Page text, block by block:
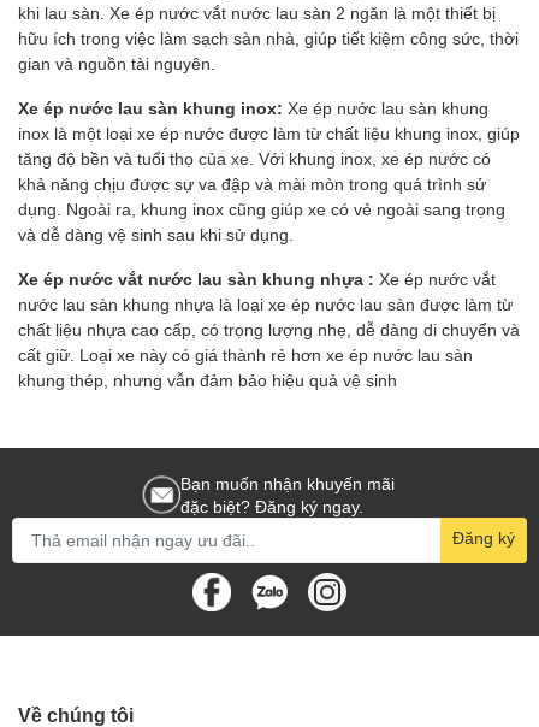
khi lau sàn. Xe ép nước vắt nước lau sàn 2 ngăn là một thiết bị
hữu ích trong việc làm sạch sàn nhà, giúp tiết kiệm công sức, thời
gian và nguồn tài nguyên.
Xe ép nước lau sàn khung inox: Xe ép nước lau sàn khung
inox là một loại xe ép nước được làm từ chất liệu khung inox, giúp
tăng độ bền và tuổi thọ của xe. Với khung inox, xe ép nước có
khả năng chịu được sự va đập và mài mòn trong quá trình sử
dụng. Ngoài ra, khung inox cũng giúp xe có vẻ ngoài sang trọng
và dễ dàng vệ sinh sau khi sử dụng.
Xe ép nước vắt nước lau sàn khung nhựa : Xe ép nước vắt
nước lau sàn khung nhựa là loại xe ép nước lau sàn được làm từ
chất liệu nhựa cao cấp, có trọng lượng nhẹ, dễ dàng di chuyển và
cất giữ. Loại xe này có giá thành rẻ hơn xe ép nước lau sàn
khung thép, nhưng vẫn đảm bảo hiệu quả vệ sinh
Bạn muốn nhận khuyến mãi
đặc biệt? Đăng ký ngay.
Đăng ký
Về chúng tôi